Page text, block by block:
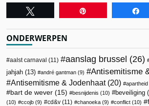
ONDERWERPEN
aalst carnaval (11) aanslag brussel (26)
jahjah (13) andré gantman (9) Antisemitisme
Antisemitisme & Jodenhaat(20) apartheid
bart de wever (15) besnijdenis (10) beveiliging
(10)
ccojb (9) cd&v (11) chanoeka (9) conflict (10)